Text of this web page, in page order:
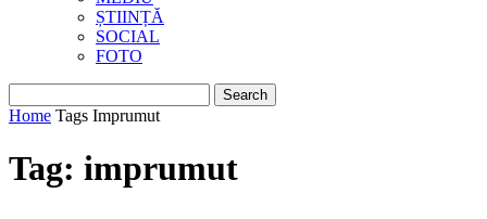
ȘTIINȚĂ
SOCIAL
FOTO
Home Tags Imprumut
Tag: imprumut